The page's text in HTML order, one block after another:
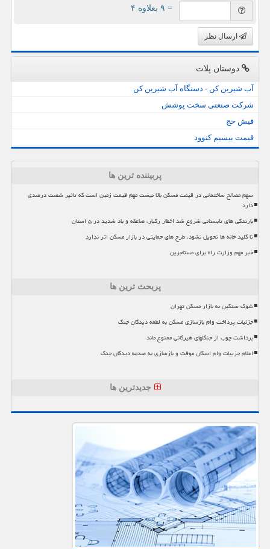
= ۹ بعلاوه ۴
ارسال نظر
دوستان پلات
آب شیرین کن - دستگاه آب شیرین کن
شرکت صنعتی سخت پوشش
فیش حج
قیمت بیسیم کنوود
پربیننده ترین ها
سهم مصالح ساختمانی در قیمت مسکن بالا نیست مهم قیمت زمین است که تاثیر شصت درصدی
دارد
بارندگی های تابستانی شروع شد اخطار رگبار، صاعقه و باد شدید در ۵ استان
تا کلید خانه ها تحویل نشود، طرح های حمایتی در بازار مسکن اثر ندارد
خبر مهم وزارت راه برای مستاجرین
پربحث ترین ها
شوک سنگین به بازار مسکن تهران
جزئیات پرداخت وام بازسازی مسکن به لطمه دیدگان جنگ
برداشت چوب از جنگلهای هیرکانی ممنوع ماند
اعلام جزییات وام اسکان موقت و بازسازی به صدمه دیدگان جنگ
جدیدترین ها